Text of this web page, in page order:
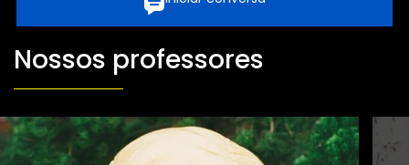
Nossos professores